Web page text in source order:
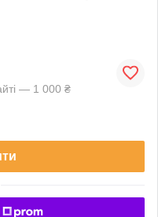
— 1 000 ₴